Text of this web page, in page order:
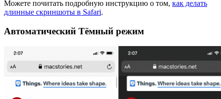
Можете почитать подробную инструкцию о том, как делать
длинные скриншоты в Safari.
Автоматический Тёмный режим